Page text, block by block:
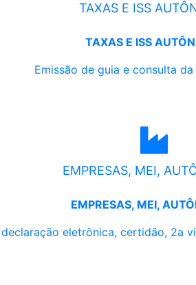
TAXAS E ISS
TAXAS E ISS
Emissão de guia e consulta
EMPRESAS, MEI,
EMPRESAS, MEI,
eletrônica, certidão, 2a